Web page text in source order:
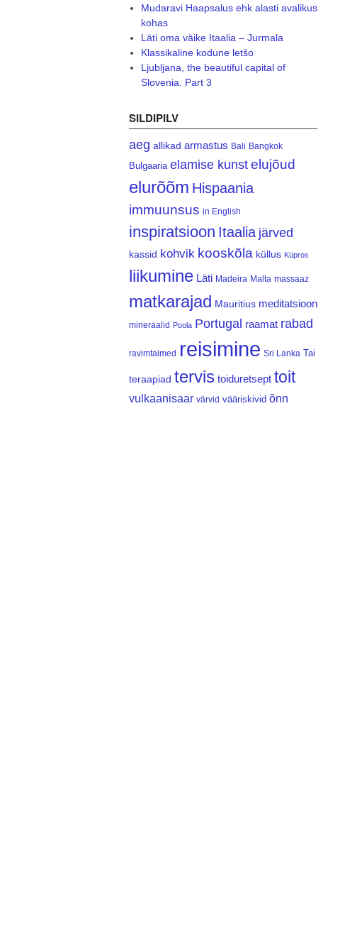
Mudaravi Haapsalus ehk alasti avalikus
kohas
Läti oma väike Itaalia – Jurmala
Klassikaline kodune letšo
Ljubljana, the beautiful capital of
Slovenia. Part 3
SILDIPILV
aeg allikad armastus Bali Bangkok
Bulgaaria elamise kunst elujõud
elurõõm Hispaania
immuunsus in English
inspiratsioon Itaalia järved
kassid kohvik kooskõla küllus Küpros
liikumine Läti Madeira Malta massaaz
matkarajad Mauritius meditatsioon
mineraalid Poola Portugal raamat rabad
ravimtaimed reisimine Sri Lanka Tai
teraapiad tervis toiduretsept toit
vulkaanisaar värvid vääriskivid õnn